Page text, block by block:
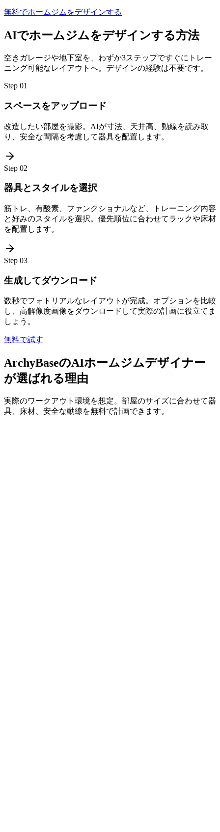
無料でホームジムをデザインする
AIでホームジムをデザインする方法
空きガレージや地下室を、わずか3ステップですぐにトレー
ニング可能なレイアウトへ。デザインの経験は不要です。
Step 01
スペースをアップロード
改造したい部屋を撮影。AIが寸法、天井高、動線を読み取
り、安全な間隔を考慮して器具を配置します。
Step 02
器具とスタイルを選択
筋トレ、有酸素、ファンクショナルなど、トレーニング内容
と好みのスタイルを選択。優先順位に合わせてラックや床材
を配置します。
Step 03
生成してダウンロード
数秒でフォトリアルなレイアウトが完成。オプションを比較
し、高解像度画像をダウンロードして実際の計画に役立てま
しょう。
無料で試す
ArchyBaseのAIホームジムデザイナー
が選ばれる理由
実際のワークアウト環境を想定。部屋のサイズに合わせて器
具、床材、安全な動線を無料で計画できます。